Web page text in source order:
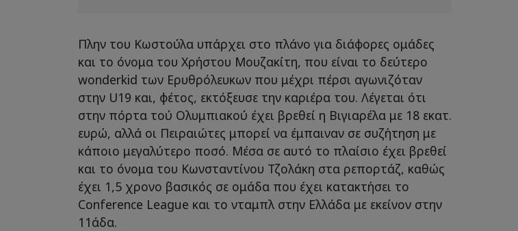
Πλην του Κωστούλα υπάρχει στο πλάνο για διάφορες ομάδες
και το όνομα του Χρήστου Μουζακίτη, που είναι το δεύτερο
wonderkid των Ερυθρόλευκων που μέχρι πέρσι αγωνιζόταν
στην U19 και, φέτος, εκτόξευσε την καριέρα του. Λέγεται ότι
στην πόρτα τού Ολυμπιακού έχει βρεθεί η Βιγιαρέλα με 18 εκατ.
ευρώ, αλλά οι Πειραιώτες μπορεί να έμπαιναν σε συζήτηση με
κάποιο μεγαλύτερο ποσό. Μέσα σε αυτό το πλαίσιο έχει βρεθεί
και το όνομα του Κωνσταντίνου Τζολάκη στα ρεπορτάζ, καθώς
έχει 1,5 χρονο βασικός σε ομάδα που έχει κατακτήσει το
Conference League και το νταμπλ στην Ελλάδα με εκείνον στην
11άδα.